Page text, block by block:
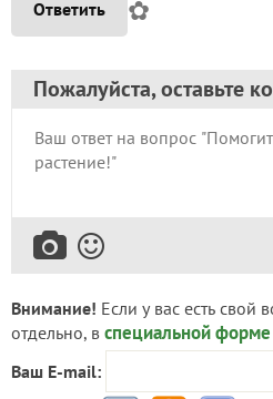
Ответить ✿
Пожалуйста, оставьте
Внимание! Если у вас есть свой
отдельно, в специальной форме
Ваш E-mail: